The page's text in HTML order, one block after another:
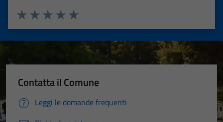
Valuta 5 stelle su 5
Valuta 4 stelle su 5
Valuta 3 stelle su 5
Valuta 2 stelle su 5
Valuta 1 stelle su 5
Contatta il Comune
Leggi le domande frequenti